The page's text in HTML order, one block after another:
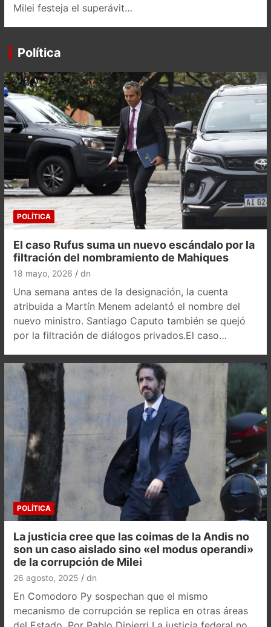
Milei festeja el superávit…
Política
POLÍTICA
El caso Rufus suma un nuevo escándalo por la
filtración del nombramiento de Mahiques
18 mayo, 2026 dn
Una semana antes de la designación, la cuenta
atribuida a Martín Menem adelantó el nombre del
nuevo ministro. Santiago Caputo también se quejó
por la filtración de diálogos privados.El caso…
POLÍTICA
La justicia cree que las coimas de la Andis no
son un caso aislado sino «el modus operandi»
de la corrupción de Milei
26 agosto, 2025 dn
En Comodoro Py sospechan que el mismo
mecanismo de corrupción se replica en otras áreas